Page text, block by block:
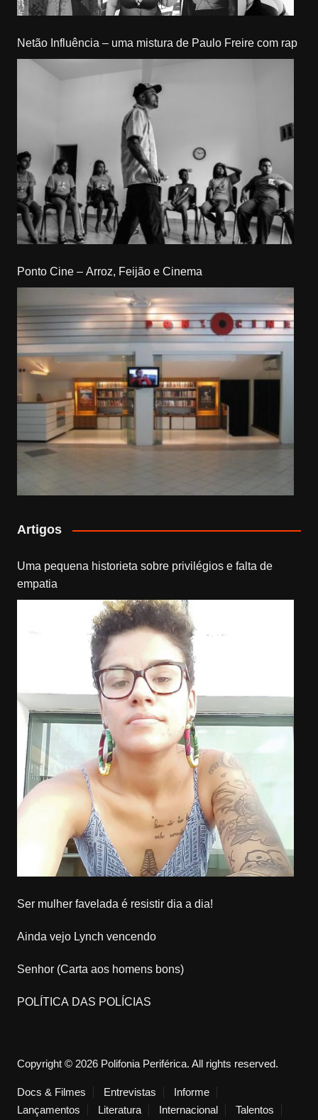
Netão Influência – uma mistura de Paulo Freire com rap
Ponto Cine – Arroz, Feijão e Cinema
Artigos
Uma pequena historieta sobre privilégios e falta de
empatia
Ser mulher favelada é resistir dia a dia!
Ainda vejo Lynch vencendo
Senhor (Carta aos homens bons)
POLÍTICA DAS POLÍCIAS
Copyright © 2026 Polifonia Periférica. All rights reserved.
Docs & Filmes Entrevistas
Informe
Lançamentos
Literatura Internacional Talentos